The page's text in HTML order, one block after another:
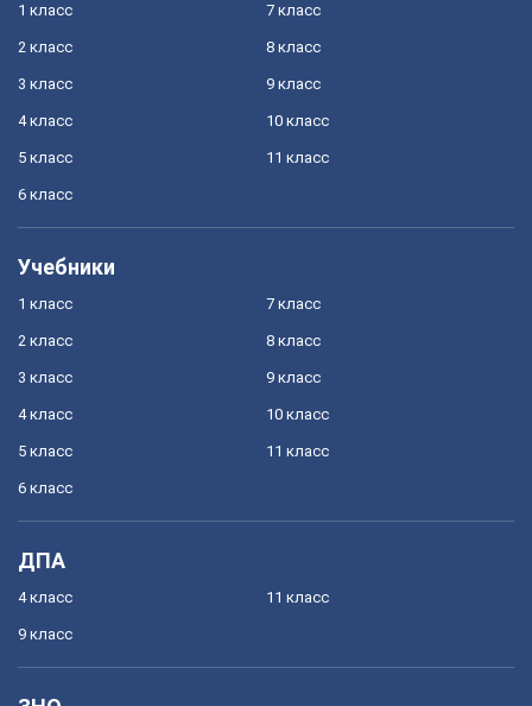
1 класс
2 класс
3 класс
4 класс
5 класс
6 класс
7 класс
8 класс
9 класс
10 класс
11 класс
Учебники
1 класс
2 класс
3 класс
4 класс
5 класс
6 класс
7 класс
8 класс
9 класс
10 класс
11 класс
ДПА
4 класс
9 класс
11 класс